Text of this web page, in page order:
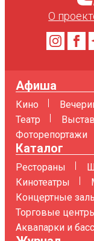
О
Афиша
Кино
Театр
Фоторепортажи
Каталог
Рестораны
Кинотеатры
Концертные
Торговые
Аквапарки и